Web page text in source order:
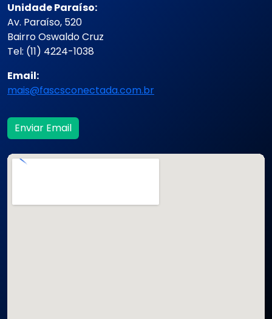
Unidade Paraíso:
Av. Paraíso, 520
Bairro Oswaldo Cruz
Tel: (11) 4224-1038
Email:
mais@fascsconectada.com.br
Enviar Email